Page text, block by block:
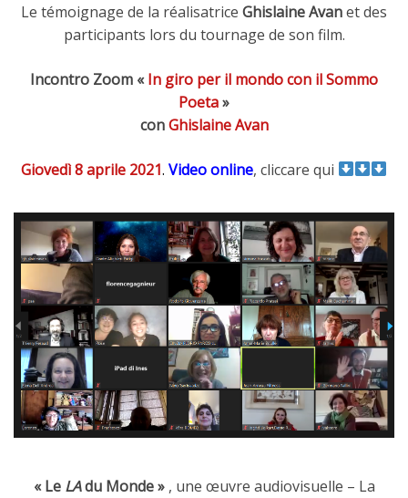
Le témoignage de la réalisatrice Ghislaine Avanet des
participants lors du tournage de son film.
Incontro Zoom «In giro per il mondo con il Sommo
Poeta»
conGhislaine Avan
Giovedì 8 aprile 2021. Video online, cliccare qui
« Le LAdu Monde », une œuvre audiovisuelle – La